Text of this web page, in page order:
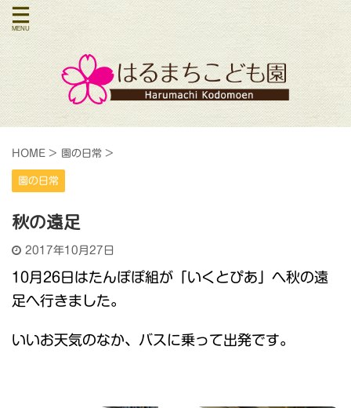
HOME > 園の日常 >
園の日常
秋の遠足
2017年10月27日
10月26日はたんぽぽ組が「いくとぴあ」へ秋の遠
足へ行きました。
いいお天気のなか、バスに乗って出発です。